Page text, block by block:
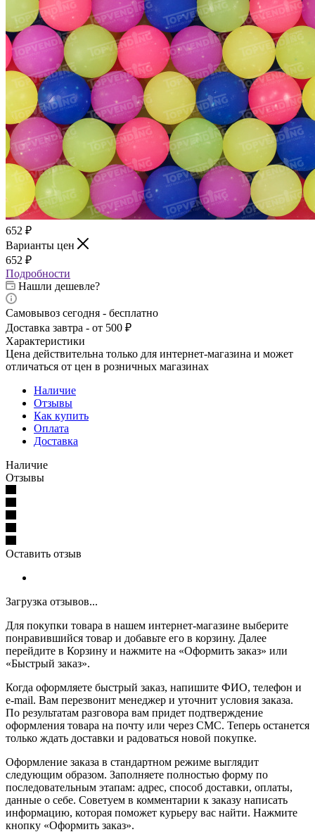
652 ₽
Варианты цен
652 ₽
Подробности
Нашли дешевле?
Самовывоз сегодня - бесплатно
Доставка завтра - от 500 ₽
Характеристики
Цена действительна только для интернет-магазина и может
отличаться от цен в розничных магазинах
Наличие
Отзывы
Как купить
Оплата
Доставка
Наличие
Отзывы
Оставить отзыв
Загрузка отзывов...
Для покупки товара в нашем интернет-магазине выберите
понравившийся товар и добавьте его в корзину. Далее
перейдите в Корзину и нажмите на «Оформить заказ» или
«Быстрый заказ».
Когда оформляете быстрый заказ, напишите ФИО, телефон и
e-mail. Вам перезвонит менеджер и уточнит условия заказа.
По результатам разговора вам придет подтверждение
оформления товара на почту или через СМС. Теперь останется
только ждать доставки и радоваться новой покупке.
Оформление заказа в стандартном режиме выглядит
следующим образом. Заполняете полностью форму по
последовательным этапам: адрес, способ доставки, оплаты,
данные о себе. Советуем в комментарии к заказу написать
информацию, которая поможет курьеру вас найти. Нажмите
кнопку «Оформить заказ».